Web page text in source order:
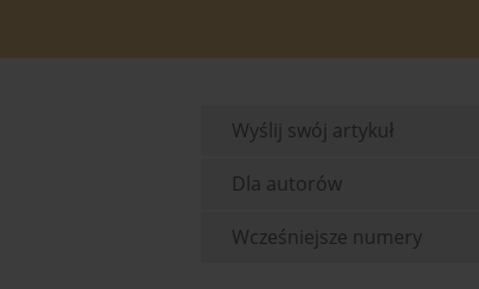
Wyślij swój artykuł
Dla autorów
Wcześniejsze numery